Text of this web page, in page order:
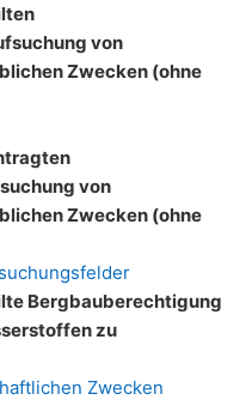
von
Zwecken (ohne
von
Zwecken (ohne
Bergbauberechtigung
zu
Zwecken